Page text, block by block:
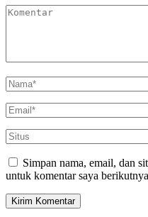
Simpan nama, email, dan
untuk komentar saya